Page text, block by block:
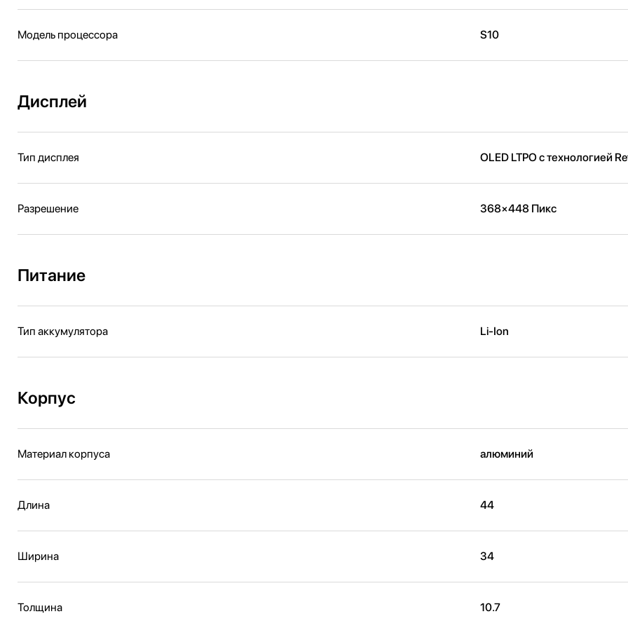
Модель процессора S10
Дисплей
Тип дисплея OLED LTPO с технологией
Разрешение 368×448 Пикс
Питание
Тип аккумулятора Li-Ion
Корпус
Материал корпуса алюминий
Длина 44
Ширина 34
Толщина 10.7